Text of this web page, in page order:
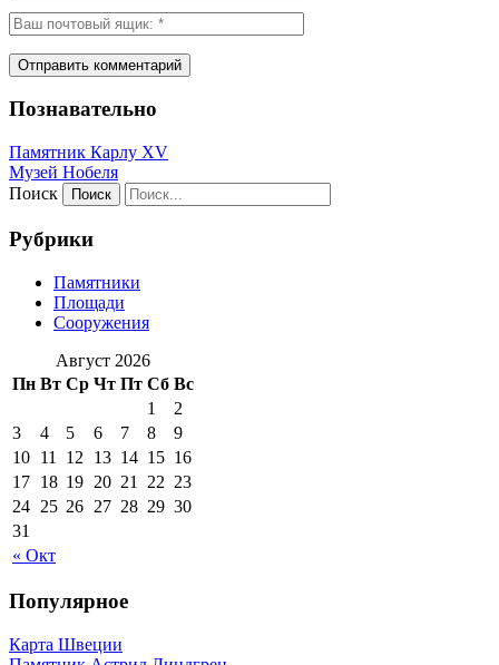
Познавательно
Памятник Карлу XV
Музей Нобеля
Поиск
Рубрики
Памятники
Площади
Сооружения
Август 2026
Пн Вт Ср Чт Пт Сб Вс
« Окт
1
2
3
4 5 6 7 8
9
10 11 12 13 14 15 16
17 18 19 20 21 22 23
24 25 26 27 28 29 30
31
Популярное
Карта Швеции